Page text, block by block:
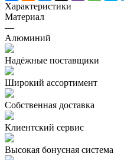
Характеристики
Материал
—
Алюминий
Надёжные поставщики
Широкий ассортимент
Собственная доставка
Клиентский сервис
Высокая бонусная система